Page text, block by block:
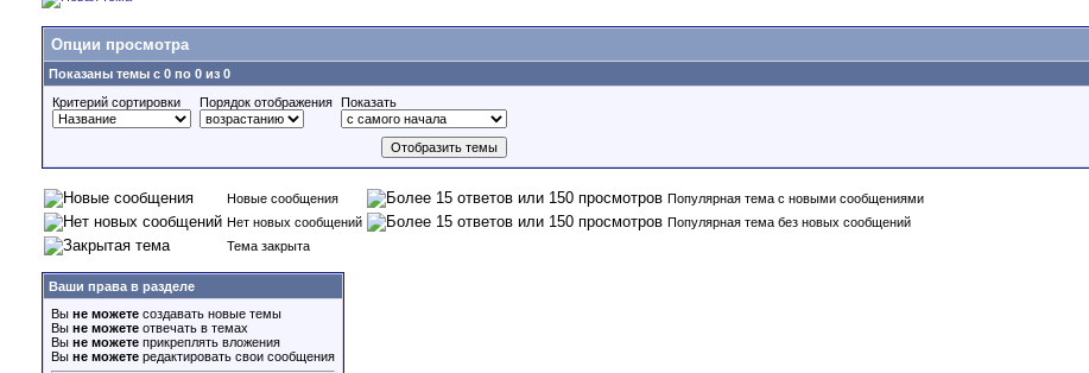
Опции просмотра
Показаны темы с 0 по 0 из 0
Критерий сортировки
Порядок отображения Показать
Новые сообщения
Популярная тема с новыми сообщениями
Нет новых сообщений
Популярная тема без новых сообщений
Тема закрыта
Ваши права в разделе
Вы не можете создавать новые темы
Вы не можете отвечать в темах
Вы не можете прикреплять вложения
Вы не можете редактировать свои сообщения